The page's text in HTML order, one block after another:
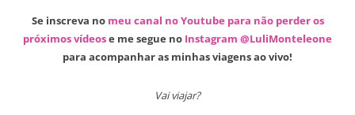
Se inscreva no meu canal no Youtube para não perder os
próximos vídeose me segue no Instagram @LuliMonteleone
para acompanhar as minhas viagens ao vivo!
Vai viajar?